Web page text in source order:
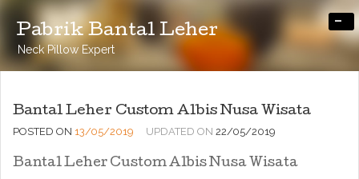
Pabrik Bantal Leher
Neck Pillow Expert
-
Bantal Leher Custom Albis Nusa Wisata
POSTED ON 13/05/2019 UPDATED ON 22/05/2019
Bantal Leher Custom Albis Nusa Wisata